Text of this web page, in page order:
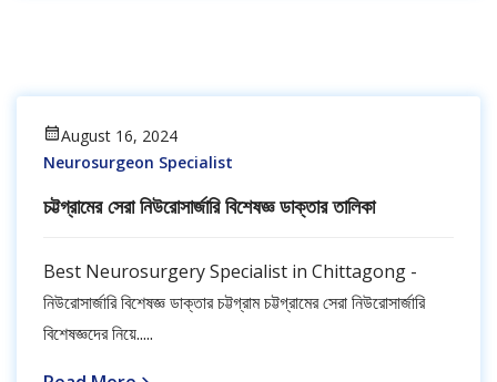
August 16, 2024
Neurosurgeon Specialist
চট্টগ্রামের সেরা নিউরোসার্জারি বিশেষজ্ঞ ডাক্তার তালিকা
Best Neurosurgery Specialist in Chittagong -
নিউরোসার্জারি বিশেষজ্ঞ ডাক্তার চট্টগ্রাম চট্টগ্রামের সেরা নিউরোসার্জারি
বিশেষজ্ঞদের নিয়ে.....